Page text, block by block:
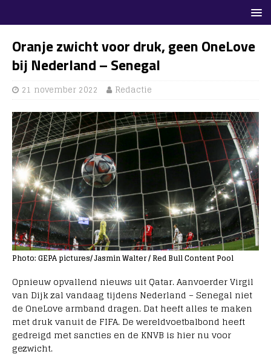
Oranje zwicht voor druk, geen OneLove
bij Nederland – Senegal
21 november 2022 Redactie
Photo: GEPA pictures/ Jasmin Walter / Red Bull Content Pool
Opnieuw opvallend nieuws uit Qatar. Aanvoerder Virgil
van Dijk zal vandaag tijdens Nederland – Senegal niet
de OneLove armband dragen. Dat heeft alles te maken
met druk vanuit de FIFA. De wereldvoetbalbond heeft
gedreigd met sancties en de KNVB is hier nu voor
gezwicht.